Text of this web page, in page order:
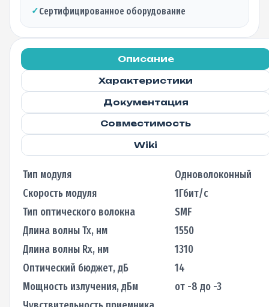
✓Сертифицированное оборудование
Описание
Характеристики
Документация
Совместимость
Wiki
Тип модуля
Одноволоконный
Скорость модуля
1Гбит/с
Тип оптического волокна
SMF
Длина волны Tx, нм
1550
Длина волны Rx, нм
1310
Оптический бюджет, дБ
14
Мощность излучения, дБм
от -8 до -3